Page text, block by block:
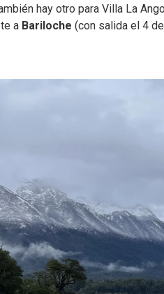
hay otro para Villa La
a Bariloche (con salida el 4